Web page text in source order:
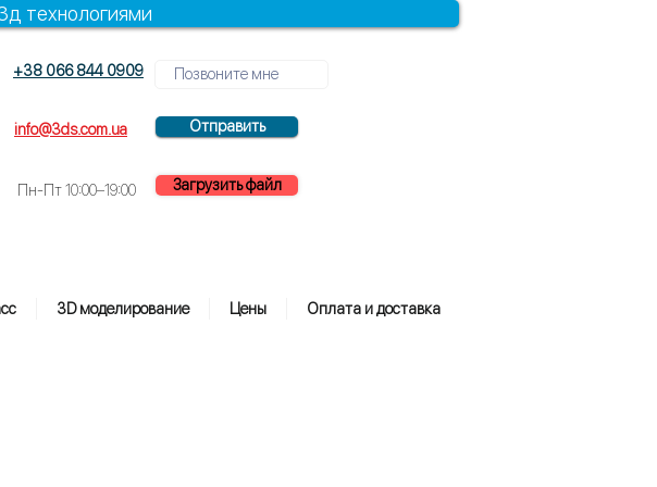
технологиями
+38 066 844 0909
info@3ds.com.ua Отправить
Пн-Пт10:00–19:00 Загрузить файл
3D моделирование Цены Оплата и доставка